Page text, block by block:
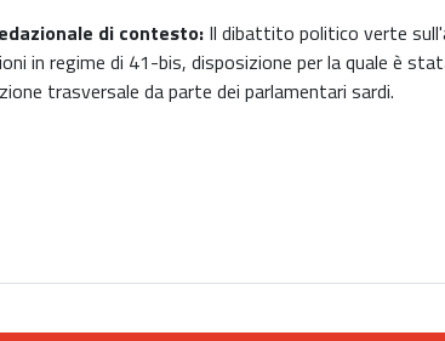
di contesto: Il dibattito politico verte
in regime di 41-bis, disposizione per la quale è
trasversale da parte dei parlamentari sardi.